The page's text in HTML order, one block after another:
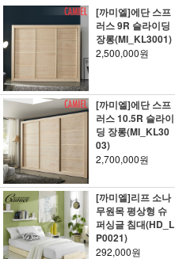
[까미엘]에단 스프
러스 9R 슬라이딩
장롱(MI_KL3001)
2,500,000원
[까미엘]에단 스프
러스 10.5R 슬라이
딩 장롱(MI_KL30
03)
2,700,000원
[까미엘]리프 소나
무원목 평상형 슈
퍼싱글 침대(HD_L
P0021)
292,000원